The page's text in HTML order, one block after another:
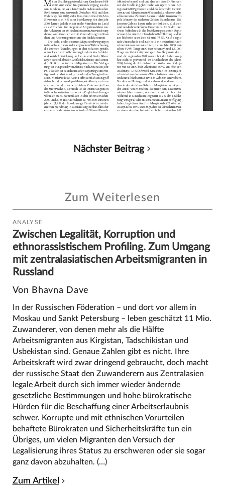
Nächster Beitrag
Zum Weiterlesen
ANALYSE
Zwischen Legalität, Korruption und
ethnorassistischem Profiling. Zum Umgang
mit zentralasiatischen Arbeitsmigranten in
Russland
Von Bhavna Dave
In der Russischen Föderation – und dort vor allem in
Moskau und Sankt Petersburg – leben geschätzt 11 Mio.
Zuwanderer, von denen mehr als die Hälfte
Arbeitsmigranten aus Kirgistan, Tadschikistan und
Usbekistan sind. Genaue Zahlen gibt es nicht. Ihre
Arbeitskraft wird zwar dringend gebraucht, doch macht
der russische Staat den Zuwanderern aus Zentralasien
legale Arbeit durch sich immer wieder ändernde
gesetzliche Bestimmungen und hohe bürokratische
Hürden für die Beschaffung einer Arbeitserlaubnis
schwer. Korrupte und mit ethnischen Vorurteilen
behaftete Bürokraten und Sicherheitskräfte tun ein
Übriges, um vielen Migranten den Versuch der
Legalisierung ihres Status zu erschweren oder sie sogar
ganz davon abzuhalten. (…)
Zum Artikel